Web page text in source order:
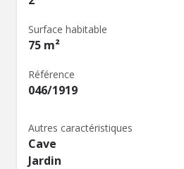
Surface habitable
75 m²
Référence
046/1919
Autres caractéristiques
Cave
Jardin